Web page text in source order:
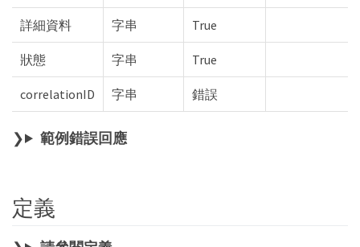
詳細資料 字串 True
狀態 字串 True
correlationID 字串 錯誤
範例錯誤回應
定義